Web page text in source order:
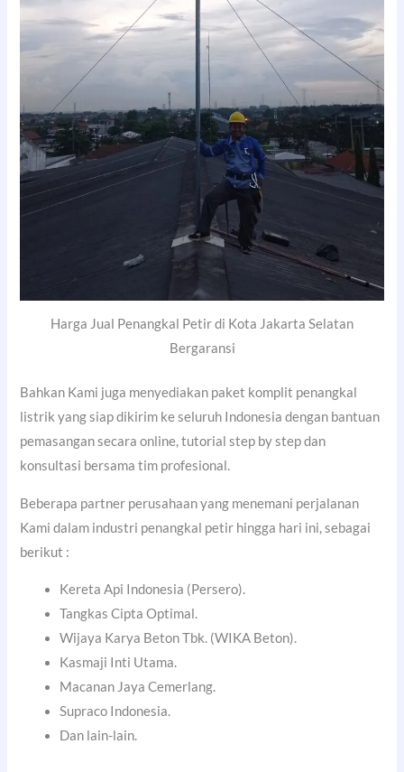
Harga Jual Penangkal Petir di Kota Jakarta Selatan
Bergaransi
Bahkan Kami juga menyediakan paket komplit penangkal
listrik yang siap dikirim ke seluruh Indonesia dengan bantuan
pemasangan secara online, tutorial step by step dan
konsultasi bersama tim profesional.
Beberapa partner perusahaan yang menemani perjalanan
Kami dalam industri penangkal petir hingga hari ini, sebagai
berikut :
Kereta Api Indonesia (Persero).
Tangkas Cipta Optimal.
Wijaya Karya Beton Tbk. (WIKA Beton).
Kasmaji Inti Utama.
Macanan Jaya Cemerlang.
Supraco Indonesia.
Dan lain-lain.